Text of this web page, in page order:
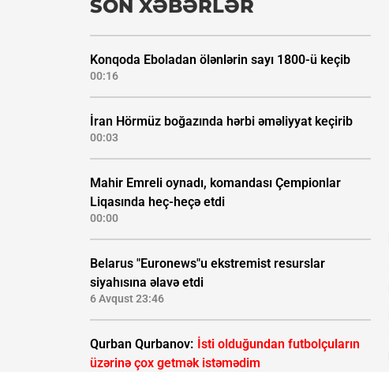
SON XƏBƏRLƏR
Konqoda Eboladan ölənlərin sayı 1800-ü keçib
00:16
İran Hörmüz boğazında hərbi əməliyyat keçirib
00:03
Mahir Emreli oynadı, komandası Çempionlar
Liqasında heç-heçə etdi
00:00
Belarus "Euronews"u ekstremist resurslar
siyahısına əlavə etdi
6 Avqust 23:46
Qurban Qurbanov: İsti olduğundan futbolçuların
üzərinə çox getmək istəmədim